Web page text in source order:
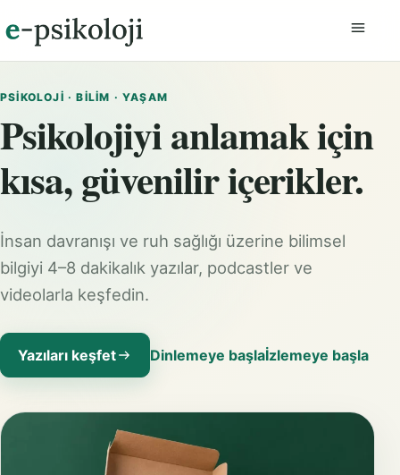
PSIKOLOJI · BILIM · YAŞAM
Psikolojiyi anlamak için
kısa, güvenilir içerikler.
İnsan davranışı ve ruh sağlığı üzerine bilimsel
bilgiyi 4–8 dakikalık yazılar, podcastler ve
videolarla keşfedin.
Yazıları keşfet Dinlemeye başlaİzlemeye başla